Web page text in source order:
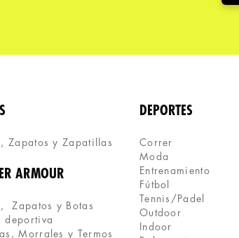
Zapatos y Zapatillas
ARMOUR
Zapatos y Botas
deportiva
Morrales y Termos
DEPORTES
Correr
Moda
Entrenamiento
Fútbol
Tennis/Padel
Outdoor
Indoor